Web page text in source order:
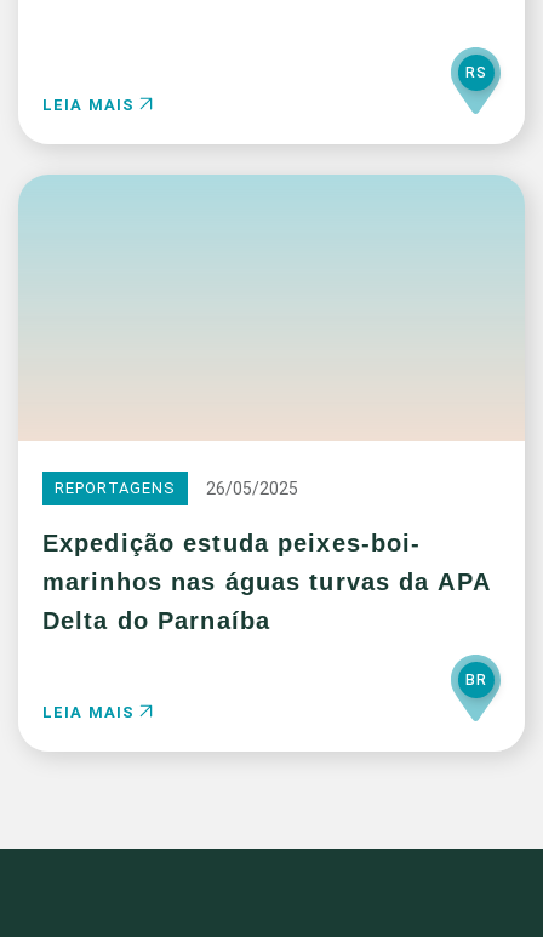
LEIA MAIS
RS
REPORTAGENS 26/05/2025
Expedição estuda peixes-boi-
marinhos nas águas turvas da APA
Delta do Parnaíba
LEIA MAIS
BR